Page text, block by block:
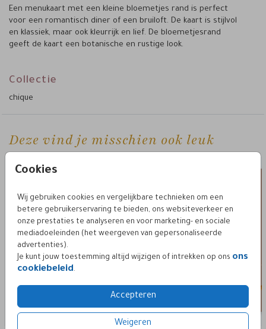
Cookies
Wij gebruiken cookies en vergelijkbare technieken om een
betere gebruikerservaring te bieden, ons websiteverkeer en
onze prestaties te analyseren en voor marketing- en sociale
mediadoeleinden (het weergeven van gepersonaliseerde
advertenties).
Je kunt jouw toestemming altijd wijzigen of intrekken op ons ons
cookiebeleid.
Accepteren
Weigeren
Een menukaart met een kleine bloemetjes rand is perfect
voor een romantisch diner of een bruiloft. De kaart is stijlvol
en klassiek, maar ook kleurrijk en lief. De bloemetjesrand
geeft de kaart een botanische en rustige look.
Collectie
chique
Deze vind je misschien ook leuk
Fleshanger Menu